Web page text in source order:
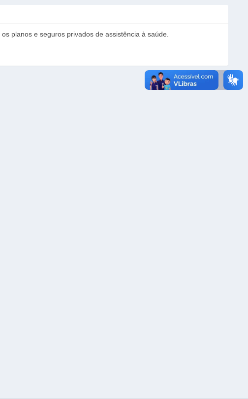
planos e seguros privados de assistência à saúde.